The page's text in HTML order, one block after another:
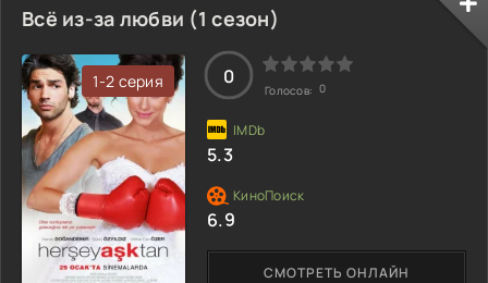
Всё из-за любви (1 сезон)
1-2 серия
СМОТРЕТЬ ОНЛАЙН
0
Голосов: 0
5.3
6.9